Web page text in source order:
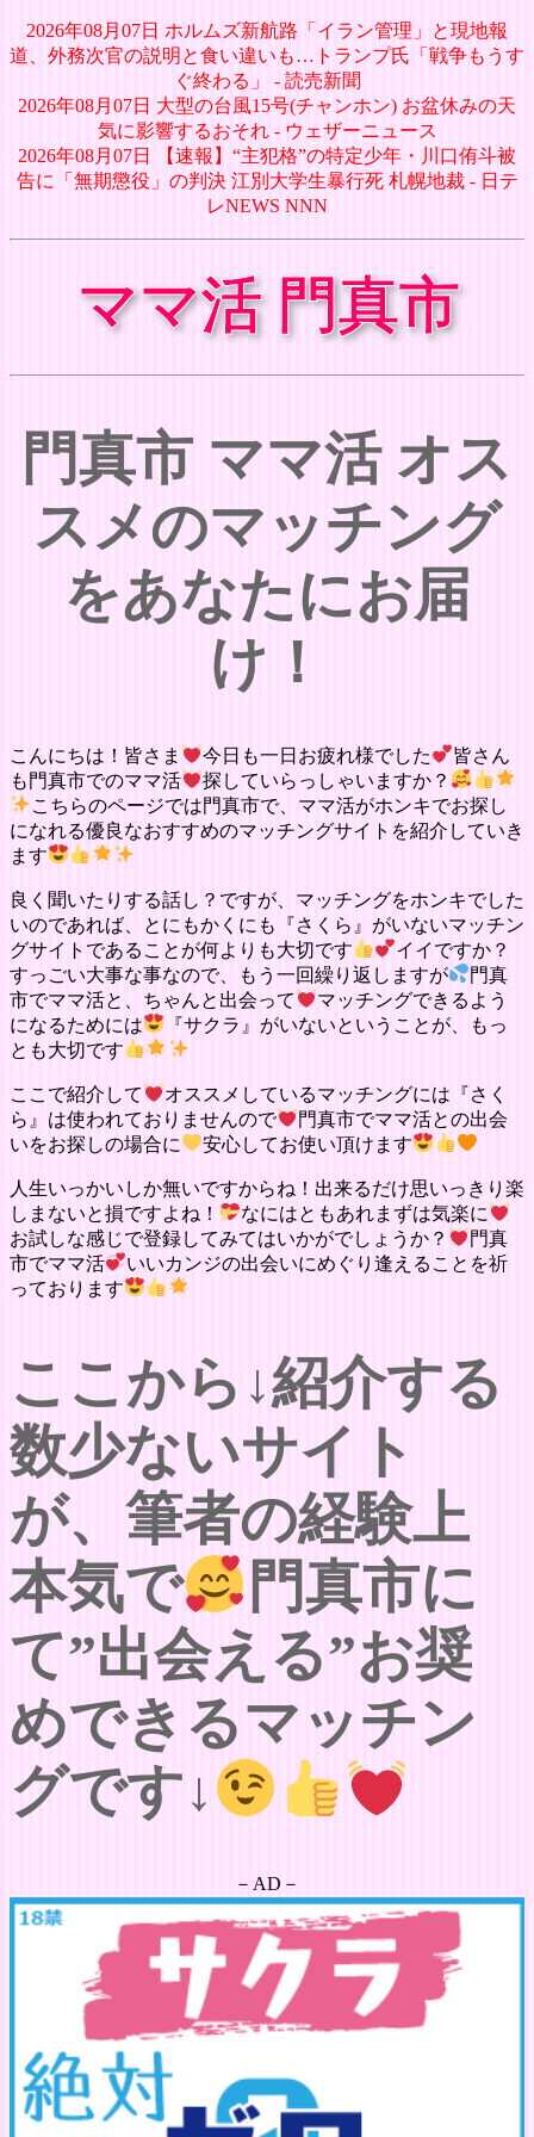
2026年08月07日 ホルムズ新航路「イラン管理」と現地報
道、外務次官の説明と食い違いも…トランプ氏「戦争もうす
ぐ終わる」 - 読売新聞
2026年08月07日 大型の台風15号(チャンホン) お盆休みの天
気に影響するおそれ - ウェザーニュース
2026年08月07日 【速報】“主犯格”の特定少年・川口侑斗被
告に「無期懲役」の判決 江別大学生暴行死 札幌地裁 - 日テ
レNEWS NNN
ママ活 門真市
門真市 ママ活 オス
スメのマッチング
をあなたにお届
け！
こんにちは！皆さま 今日も一日お疲れ様でした
皆さん
も門真市でのママ活
探していらっしゃいますか？
こちらのページでは門真市で、ママ活がホンキでお探し
になれる優良なおすすめのマッチングサイトを紹介していき
ます
良く聞いたりする話し？ですが、マッチングをホンキでした
いのであれば、とにもかくにも『さくら』がいないマッチン
グサイトであることが何よりも大切です
イイですか？
すっごい大事な事なので、もう一回繰り返しますが
門真
市でママ活と、ちゃんと出会って
マッチングできるよう
になるためには
『サクラ』がいないということが、もっ
とも大切です
ここで紹介して
オススメしているマッチングには『さく
ら』は使われておりませんので
門真市でママ活との出会
いをお探しの場合に
安心してお使い頂けます
人生いっかいしか無いですからね！出来るだけ思いっきり楽
しまないと損ですよね！
なにはともあれまずは気楽に
お試しな感じで登録してみてはいかがでしょうか？
門真
市でママ活
いいカンジの出会いにめぐり逢えることを祈
っております
ここから↓紹介する
数少ないサイト
が、筆者の経験上
本気で
門真市に
て”出会える”お奨
めできるマッチン
グです↓
－AD－